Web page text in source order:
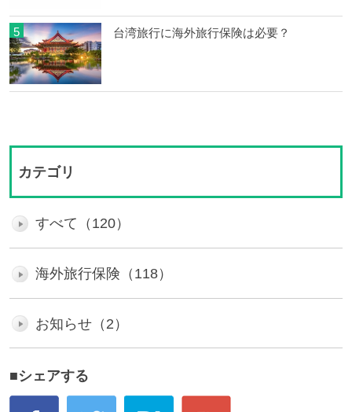
5 台湾旅行に海外旅行保険は必要？
カテゴリ
すべて（120）
海外旅行保険（118）
お知らせ（2）
■シェアする